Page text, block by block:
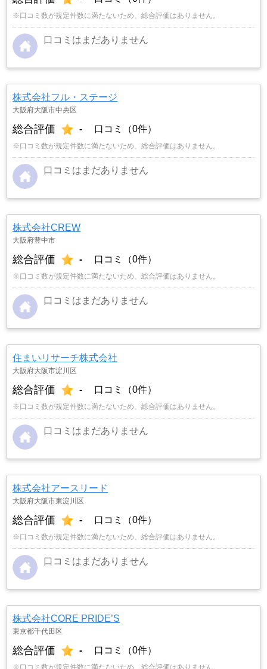
※口コミ数が規定件数に満たないため、総合評価はありません。
口コミはまだありません
株式会社フル・ステージ
大阪府大阪市中央区
総合評価 - 口コミ（0件）
※口コミ数が規定件数に満たないため、総合評価はありません。
口コミはまだありません
株式会社CREW
大阪府豊中市
総合評価 - 口コミ（0件）
※口コミ数が規定件数に満たないため、総合評価はありません。
口コミはまだありません
住まいリサーチ株式会社
大阪府大阪市淀川区
総合評価 - 口コミ（0件）
※口コミ数が規定件数に満たないため、総合評価はありません。
口コミはまだありません
株式会社アースリード
大阪府大阪市東淀川区
総合評価 - 口コミ（0件）
※口コミ数が規定件数に満たないため、総合評価はありません。
口コミはまだありません
株式会社CORE PRIDE’S
東京都千代田区
総合評価 - 口コミ（0件）
※口コミ数が規定件数に満たないため、総合評価はありません。